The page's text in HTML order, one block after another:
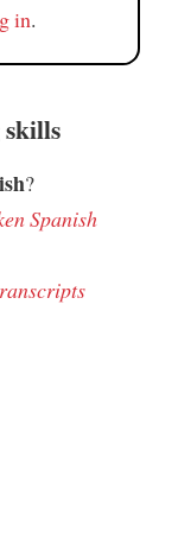
in.
?
Spanish